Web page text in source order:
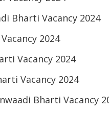
Bharti Vacancy 2024
2024
Vacancy 2024
Vacancy 2024
Bharti Vacancy